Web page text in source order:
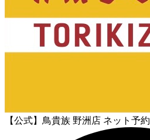
【公式】鳥貴族 野洲店 ネット予約